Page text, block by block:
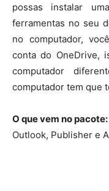
possas instalar
ferramentas no seu
no computador,
conta do OneDrive,
computador
computador tem que
O que vem no pacote:
Outlook, Publisher e